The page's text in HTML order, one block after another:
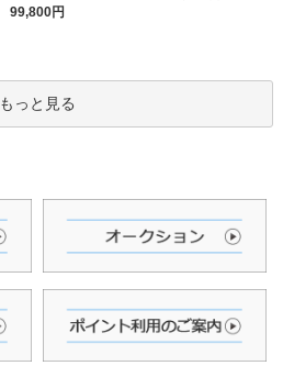
99,800円
もっと見る